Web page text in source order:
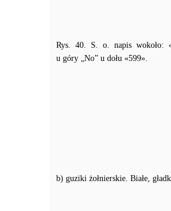
Rys. 40. S. o. napis wokoło:
u góry „No” u dołu «599».
b) guziki żołnierskie. Białe,